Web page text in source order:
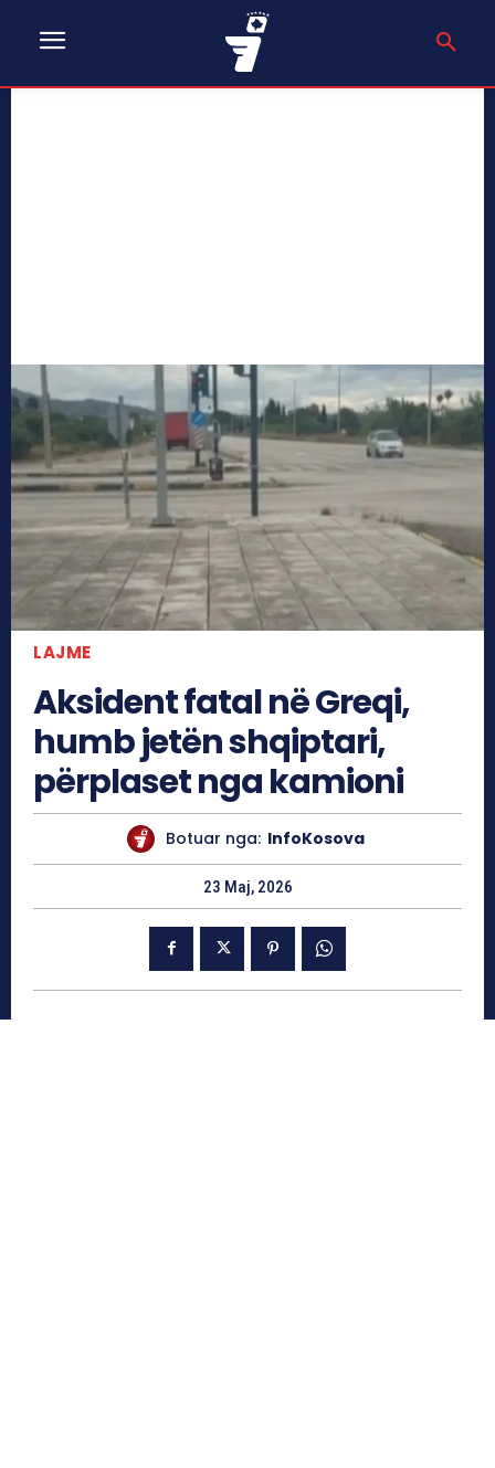
LAJME
Aksident fatal në Greqi,
humb jetën shqiptari,
përplaset nga kamioni
Botuar nga: InfoKosova
23 Maj, 2026